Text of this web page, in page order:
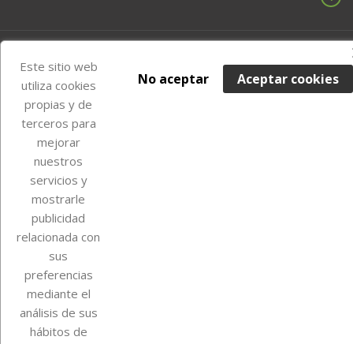
Información de la tienda
InstagramTikTok
Este sitio web
utiliza cookies
propias y de
terceros para
mejorar
nuestros
servicios y
mostrarle
publicidad
relacionada con
sus
preferencias
mediante el
análisis de sus
hábitos de
Aceptar cookies
No aceptar